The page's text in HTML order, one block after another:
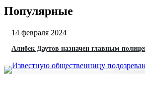
Популярные
14 февраля 2024
Алибек Даутов назначен главным